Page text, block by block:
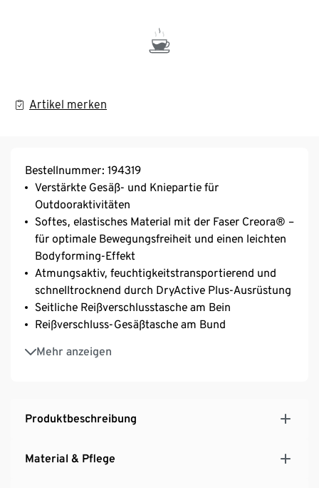
Artikel merken
Bestellnummer: 194319
Verstärkte Gesäß- und Kniepartie für
Outdooraktivitäten
Softes, elastisches Material mit der Faser Creora® –
für optimale Bewegungsfreiheit und einen leichten
Bodyforming-Effekt
Atmungsaktiv, feuchtigkeitstransportierend und
schnelltrocknend durch DryActive Plus-Ausrüstung
Seitliche Reißverschlusstasche am Bein
Reißverschluss-Gesäßtasche am Bund
Mehr anzeigen
Elastischer, hoher Bund
Produktbeschreibung
Material & Pflege